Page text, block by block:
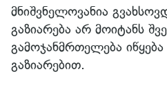
მნიშვნელოვანია
გაზიარება არ მოიტანს
გამოჯანმრთელება
გაზიარებით.